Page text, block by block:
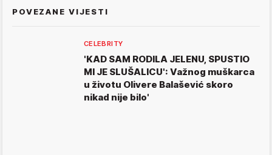
POVEZANE VIJESTI
CELEBRITY
'KAD SAM RODILA JELENU, SPUSTIO
MI JE SLUŠALICU': Važnog muškarca
u životu Olivere Balašević skoro
nikad nije bilo'